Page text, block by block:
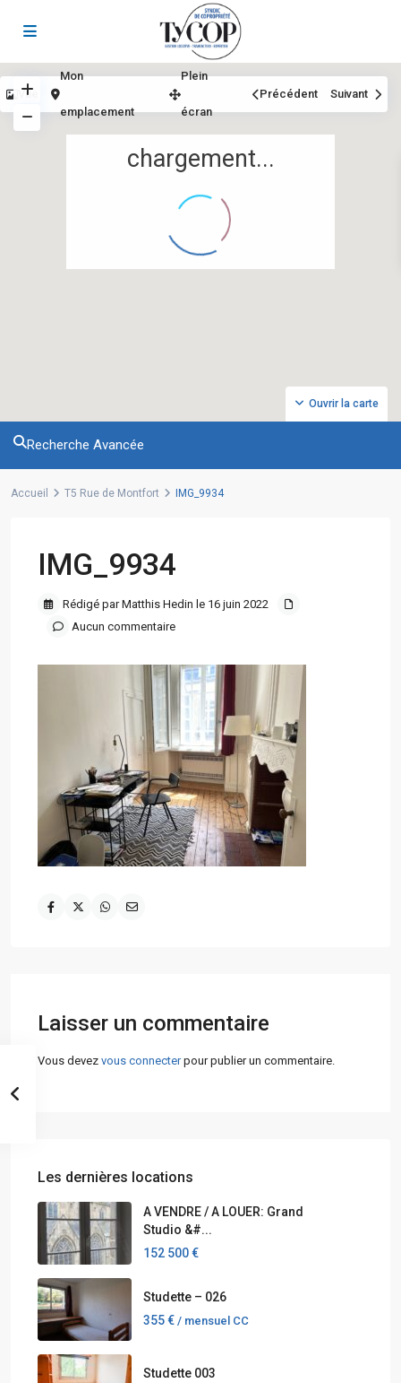
chargement...
Ouvrir la carte
Vue
Mon
emplacement
Plein
écran
Précédent Suivant
Recherche Avancée
Accueil T5 Rue de Montfort IMG_9934
IMG_9934
Rédigé par Matthis Hedin le 16 juin 2022
Aucun commentaire
Laisser un commentaire
Vous devez vous connecterpour publier un commentaire.
Les dernières locations
A VENDRE / A LOUER: Grand
Studio &#...
152 500 €
Studette – 026
355 € / mensuel CC
Studette 003